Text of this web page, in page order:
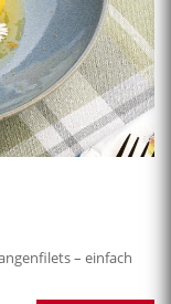
– einfach